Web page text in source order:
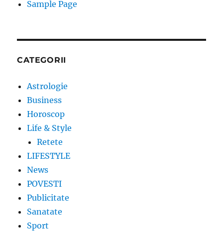
Sample Page
CATEGORII
Astrologie
Business
Horoscop
Life & Style
Retete
LIFESTYLE
News
POVESTI
Publicitate
Sanatate
Sport